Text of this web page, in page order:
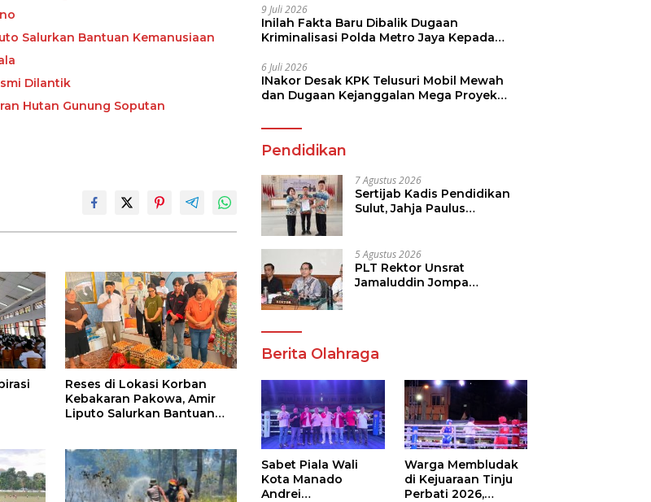
Salurkan Bantuan Kemanusiaan
Dilantik
Hutan Gunung Soputan
Reses di Lokasi Korban
Kebakaran Pakowa, Amir
Liputo Salurkan Bantuan
9 Juli 2026
Inilah Fakta Baru Dibalik Dugaan
Kriminalisasi Polda Metro Jaya Kepada
6 Juli 2026
INakor Desak KPK Telusuri Mobil Mewah
dan Dugaan Kejanggalan Mega Proyek
Pendidikan
7 Agustus 2026
Sertijab Kadis Pendidikan
Sulut, Jahja Paulus
Pendidikan
5 Agustus 2026
PLT Rektor Unsrat
Jamaluddin Jompa
Berita Olahraga
Sabet Piala Wali
Kota Manado
Andrei
Warga Membludak
di Kejuaraan Tinju
Perbati 2026,